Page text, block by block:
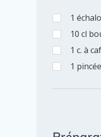
1
10 cl
1 c. à
1 pincée